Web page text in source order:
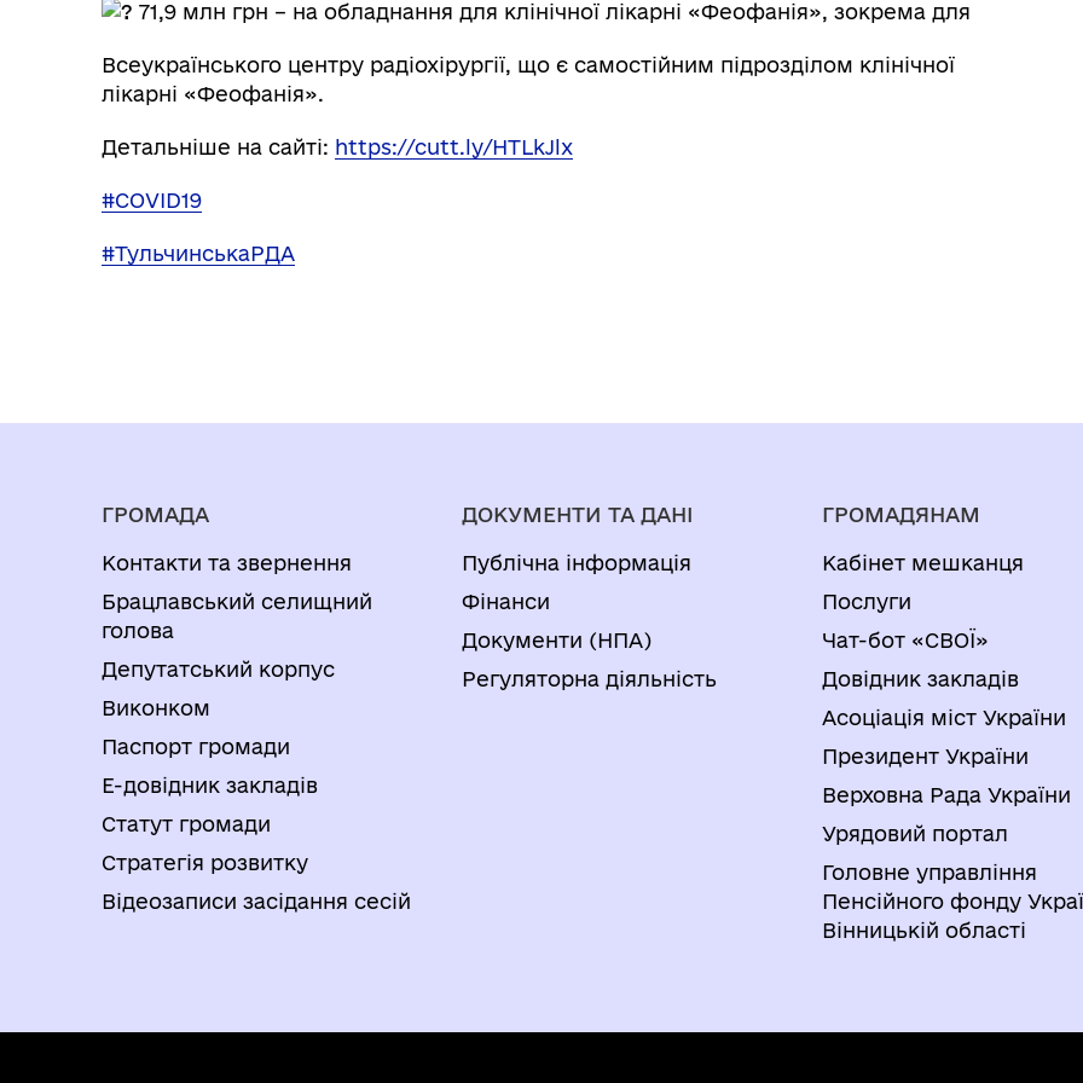
71,9 млн грн – на обладнання для клінічної лікарні «Феофанія», зокрема для
Всеукраїнського центру радіохірургії, що є самостійним підрозділом клінічної
лікарні «Феофанія».
Детальніше на сайті: https://cutt.ly/HTLkJlx
#COVID19
#ТульчинськаРДА
ГРОМАДА
Контакти та звернення
Брацлавський селищний
голова
Депутатський корпус
Виконком
Паспорт громади
Е-довідник закладів
Статут громади
Стратегія розвитку
Відеозаписи засідання сесій
ДОКУМЕНТИ ТА ДАНІ
Публічна інформація
Фінанси
Документи (НПА)
Регуляторна діяльність
ГРОМАДЯНАМ
Кабінет мешканця
Послуги
Чат-бот «СВОЇ»
Довідник закладів
Асоціація міст України
Президент України
Верховна Рада України
Урядовий портал
Головне управління
Пенсійного фонду
Вінницькій області